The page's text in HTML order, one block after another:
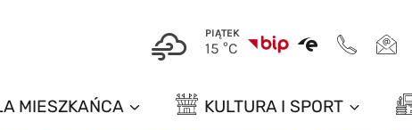
PIĄTEK
15 °C
MIESZKAŃCA KULTURA I SPORT